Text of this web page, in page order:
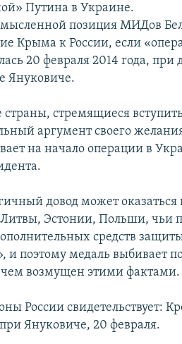
Путина в Украине.
позиция МИДов
Крыма к России, если
20 февраля 2014 года, при
Януковиче.
страны, стремящиеся
аргумент своего
на начало операции в
довод может
Эстонии, Польши, чьи
средств
и поэтому медаль выбивает
возмущен этими фактами.
России свидетельствует:
Януковиче, 20 февраля.